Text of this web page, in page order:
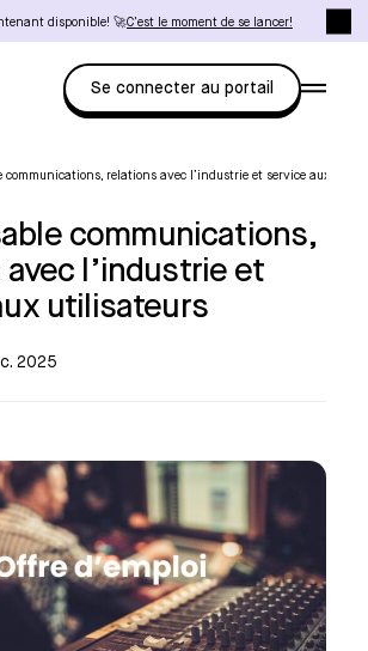
disponible! 🚀C'est le moment de se lancer!
Se connecter au portail
communications, relations avec l’industrie et service aux
communications,
l’industrie et
utilisateurs
2025